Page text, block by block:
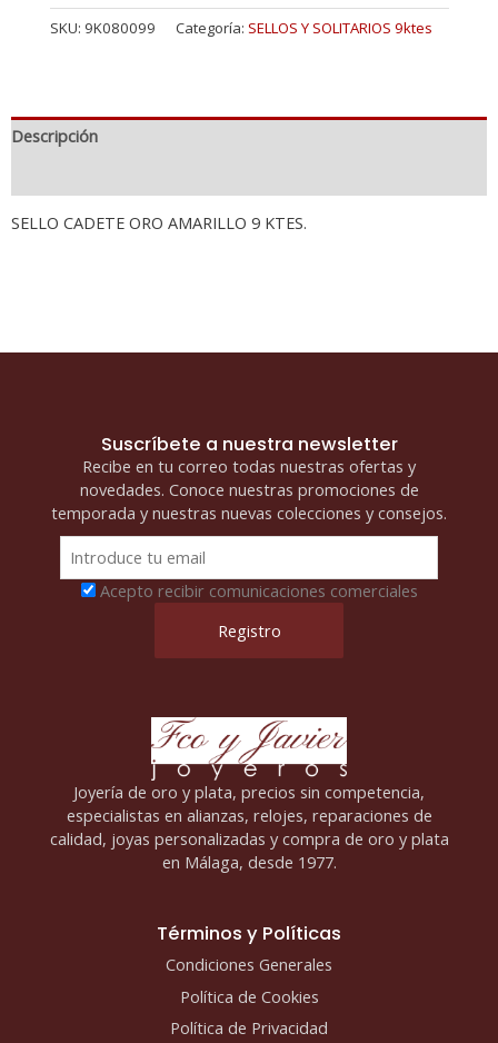
SKU: 9K080099 Categoría: SELLOS Y SOLITARIOS 9ktes
Descripción
SELLO CADETE ORO AMARILLO 9 KTES.
Suscríbete a nuestra newsletter
Recibe en tu correo todas nuestras ofertas y
novedades. Conoce nuestras promociones de
temporada y nuestras nuevas colecciones y consejos.
Acepto recibir comunicaciones comerciales
Joyería de oro y plata, precios sin competencia,
especialistas en alianzas, relojes, reparaciones de
calidad, joyas personalizadas y compra de oro y plata
en Málaga, desde 1977.
Términos y Políticas
Condiciones Generales
Política de Cookies
Política de Privacidad